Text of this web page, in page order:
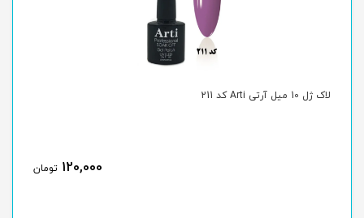
لاک ژل 10 میل آرتی Arti کد 211
120,000 تومان